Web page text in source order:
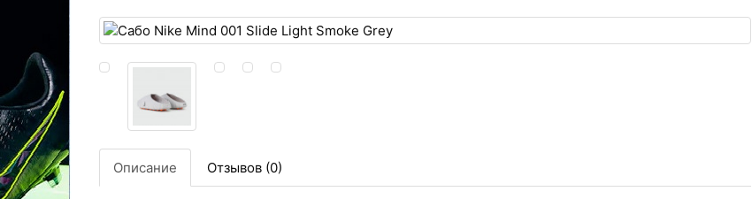
Описание Отзывов (0)